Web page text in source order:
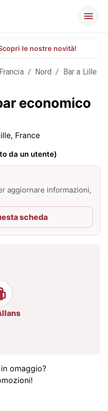
le nostre novità!
/ Nord / Bar a Lille
economico
France
da un utente)
aggiornare informazioni,
scheda
omaggio?